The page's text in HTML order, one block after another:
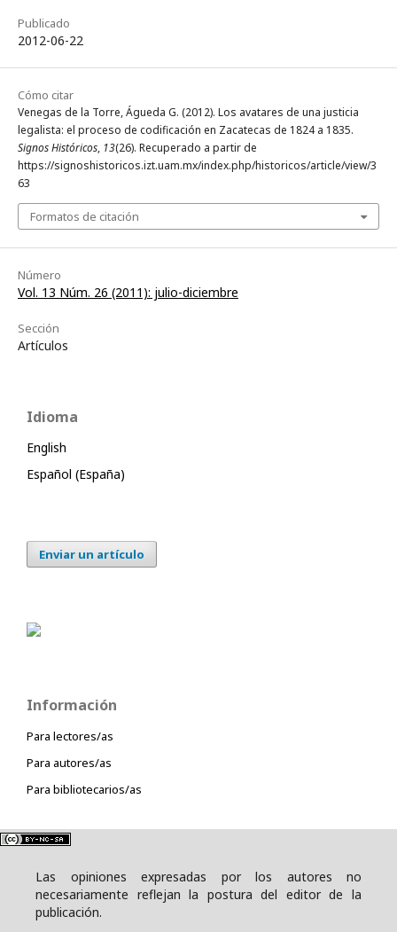
Publicado
2012-06-22
Cómo citar
Venegas de la Torre, Águeda G. (2012). Los avatares de una justicia
legalista: el proceso de codificación en Zacatecas de 1824 a 1835.
Signos Históricos, 13(26). Recuperado a partir de
https://signoshistoricos.izt.uam.mx/index.php/historicos/article/view/3
63
Formatos de citación
Número
Vol. 13 Núm. 26 (2011): julio-diciembre
Sección
Artículos
Idioma
English
Español (España)
Enviar un artículo
Información
Para lectores/as
Para autores/as
Para bibliotecarios/as
Las opiniones expresadas por los autores no
necesariamente reflejan la postura del editor de la
publicación.